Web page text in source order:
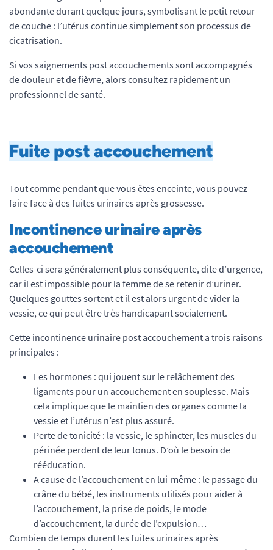
abondante durant quelque jours, symbolisant le petit retour
de couche : l’utérus continue simplement son processus de
cicatrisation.
Si vos saignements post accouchements sont accompagnés
de douleur et de fièvre, alors consultez rapidement un
professionnel de santé.
Fuite post accouchement
Tout comme pendant que vous êtes enceinte, vous pouvez
faire face à des fuites urinaires après grossesse.
Incontinence urinaire après
accouchement
Celles-ci sera généralement plus conséquente, dite d’urgence,
car il est impossible pour la femme de se retenir d’uriner.
Quelques gouttes sortent et il est alors urgent de vider la
vessie, ce qui peut être très handicapant socialement.
Cette incontinence urinaire post accouchement a trois raisons
principales :
Les hormones : qui jouent sur le relâchement des
ligaments pour un accouchement en souplesse. Mais
cela implique que le maintien des organes comme la
vessie et l’utérus n’est plus assuré.
Perte de tonicité : la vessie, le sphincter, les muscles du
périnée perdent de leur tonus. D’où le besoin de
rééducation.
A cause de l’accouchement en lui-même : le passage du
crâne du bébé, les instruments utilisés pour aider à
l’accouchement, la prise de poids, le mode
d’accouchement, la durée de l’expulsion…
Combien de temps durent les fuites urinaires après